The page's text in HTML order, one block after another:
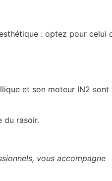
: optez pour celui
et son moteur IN2 sont
du rasoir.
vous accompagne